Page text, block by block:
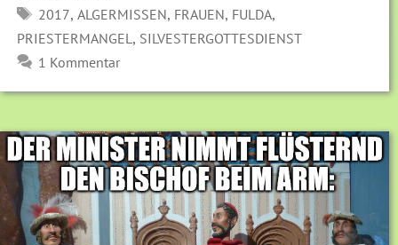
SCHLAGWÖRTER
2017, ALGERMISSEN, FRAUEN, FULDA,
PRIESTERMANGEL , SILVESTERGOTTESDIENST
1 Kommentar